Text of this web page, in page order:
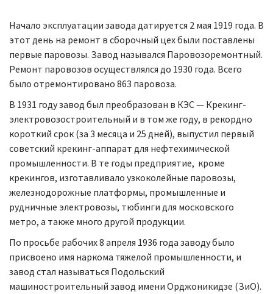
Начало эксплуатации завода датируется 2 мая 1919 года. В
этот день на ремонт в сборочный цех были поставлены
первые паровозы. Завод назывался Паровозоремонтный.
Ремонт паровозов осуществлялся до 1930 года. Всего
было отремонтировано 863 паровоза.
В 1931 году завод был преобразован в КЭС — Крекинг-
электровозостроительный и в том же году, в рекордно
короткий срок (за 3 месяца и 25 дней), выпустил первый
советский крекинг-аппарат для нефтехимической
промышленности. В те годы предприятие, кроме
крекингов, изготавливало узкоколейные паровозы,
железнодорожные платформы, промышленные и
рудничные электровозы, тюбинги для московского
метро, а также много другой продукции.
По просьбе рабочих 8 апреля 1936 года заводу было
присвоено имя наркома тяжелой промышленности, и
завод стал называться Подольский
машиностроительный завод имени Орджоникидзе (ЗиО).